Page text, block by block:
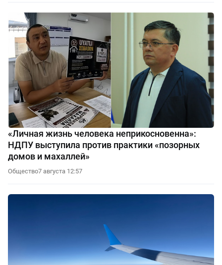
«Личная жизнь человека неприкосновенна»:
НДПУ выступила против практики «позорных
домов и махаллей»
Общество7 августа 12:57